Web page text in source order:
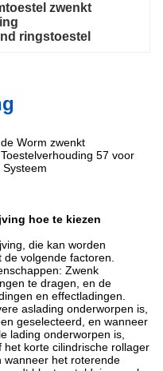
zwenkt
ringstoestel
Worm zwenkt
57 voor
hoe te kiezen
die kan worden
volgende factoren.
Zwenk
te dragen, en de
en effectladingen.
aslading onderworpen is,
geselecteerd, en wanneer
lading onderworpen is,
korte cilindrische rollager
wanneer het roterende